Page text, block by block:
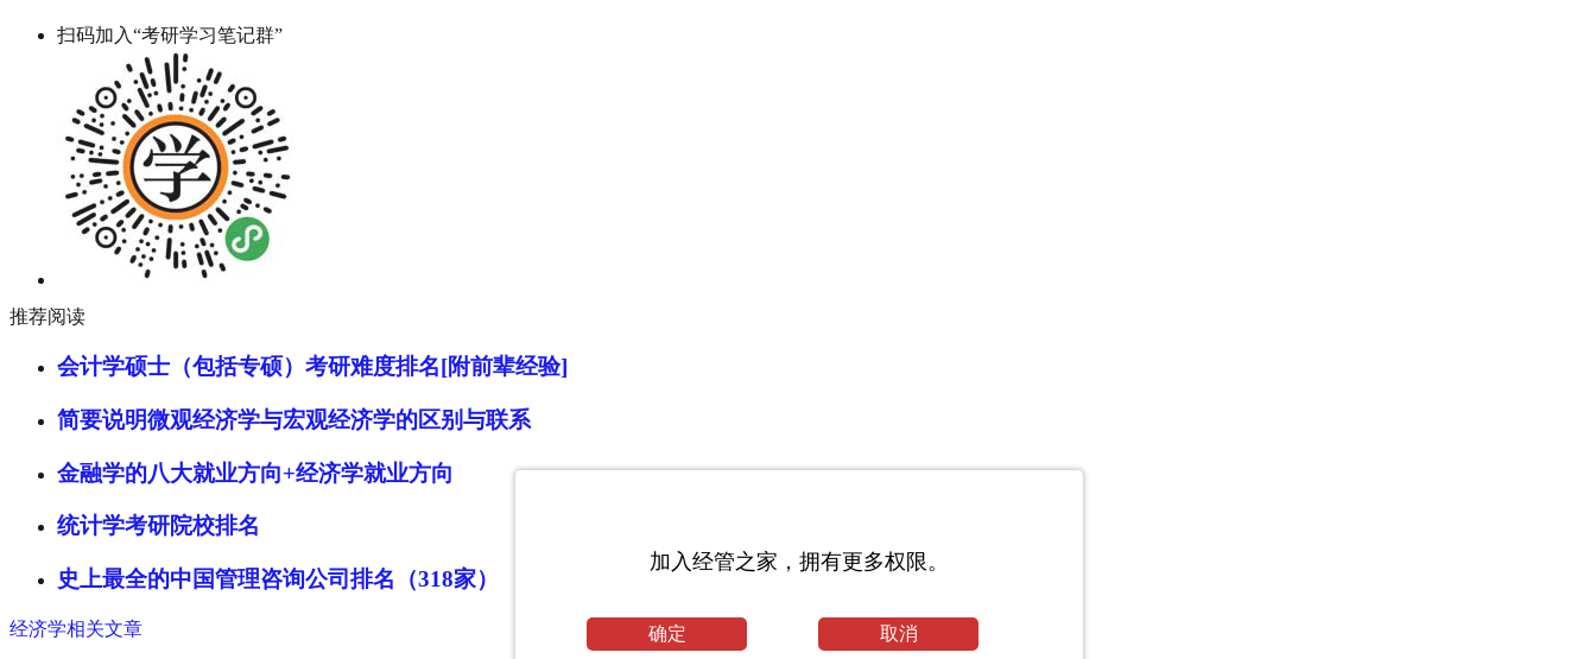
扫码加入“考研学习笔记群”
推荐阅读
会计学硕士（包括专硕）考研难度排名[附前辈经验]
简要说明微观经济学与宏观经济学的区别与联系
金融学的八大就业方向+经济学就业方向
统计学考研院校排名
史上最全的中国管理咨询公司排名（318家）
经济学相关文章
加入经管之家，拥有更多权限。
确定 取消